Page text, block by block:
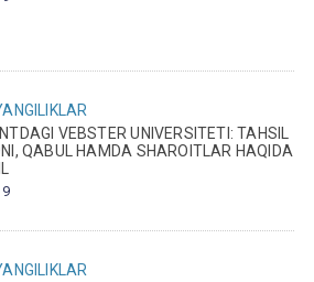
VEBSTER UNIVERSITETI: TAHSIL
QABUL HAMDA SHAROITLAR HAQIDA